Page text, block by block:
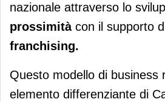
nazionale attraverso lo
prossimità con il supporto
franchising.
Questo modello di business
elemento differenziante di